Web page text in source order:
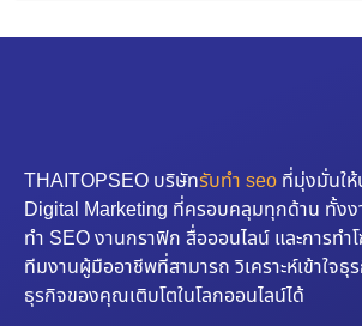
THAITOPSEO บริษัทรับทำ seo ที่มุ่งมั่นใ
Digital Marketing ที่ครอบคลุมทุกด้าน ทั้งง
ทำ SEO งานกราฟิก สื่อออนไลน์ และการทำ
ทีมงานผู้มืออาชีพที่สามารถ วิเคราะห์เข้าใจ
ธุรกิจของคุณเติบโตในโลกออนไลน์ได้